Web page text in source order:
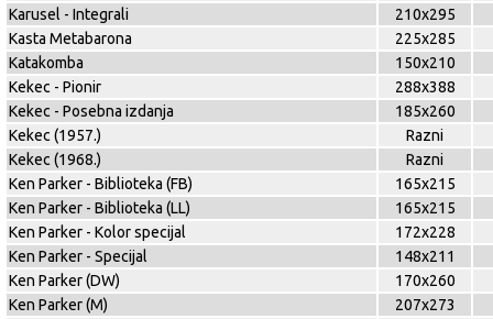
Karusel - Integrali
210x295
Kasta Metabarona
225x285
Katakomba
150x210
Kekec - Pionir
288x388
Kekec - Posebna izdanja
185x260
Kekec (1957.)
Razni
Kekec (1968.)
Razni
Ken Parker - Biblioteka (FB)
165x215
Ken Parker - Biblioteka (LL)
165x215
Ken Parker - Kolor specijal
172x228
Ken Parker - Specijal
148x211
Ken Parker (DW)
170x260
Ken Parker (M)
207x273